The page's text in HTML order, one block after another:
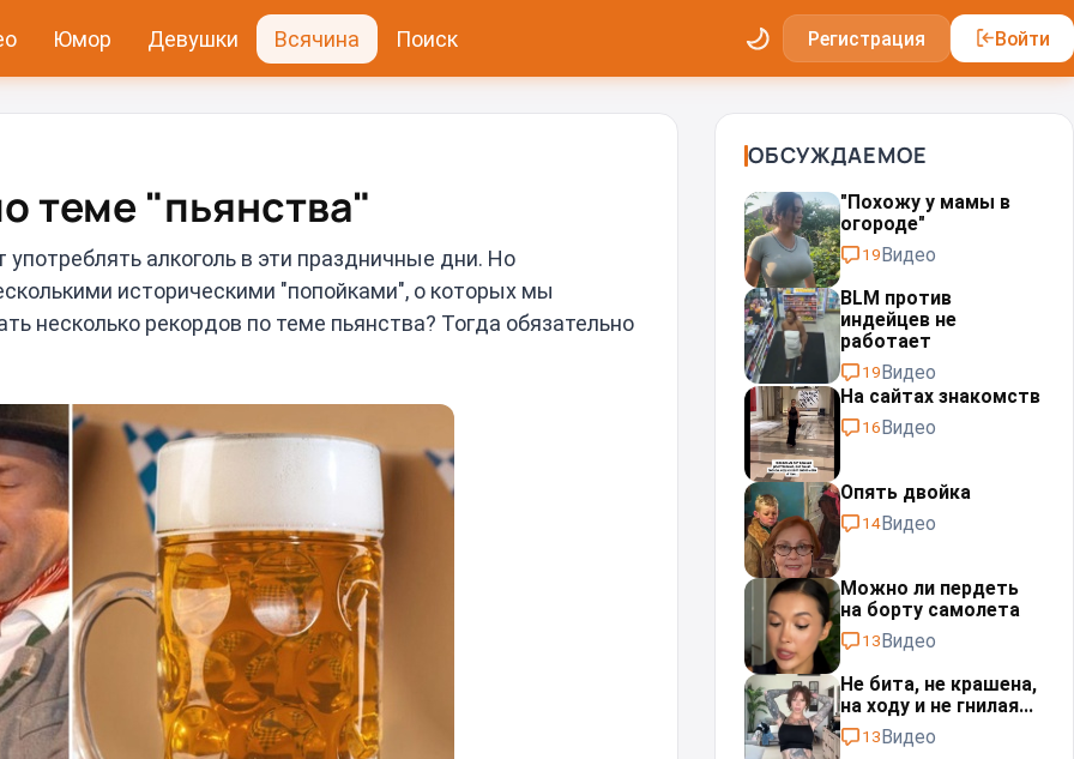
Юмор Девушки Всячина Поиск Регистрация Войти
теме "пьянства"
алкоголь в эти праздничные дни. Но
историческими "попойками", о которых мы
несколько рекордов по теме пьянства? Тогда обязательно
ОБСУЖДАЕМОЕ
"Похожу у мамы в
огороде"
19Видео
BLM против
индейцев не
работает
19Видео
На сайтах знакомств
16Видео
Опять двойка
14Видео
Можно ли пердеть
на борту самолета
13Видео
Не бита, не крашена,
на ходу и не гнилая...
13Видео